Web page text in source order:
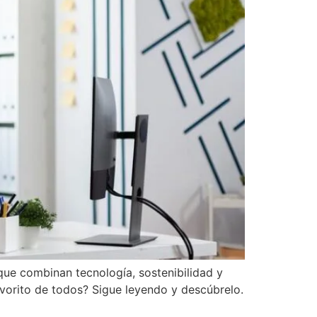
combinan tecnología, sostenibilidad y
de todos? Sigue leyendo y descúbrelo.